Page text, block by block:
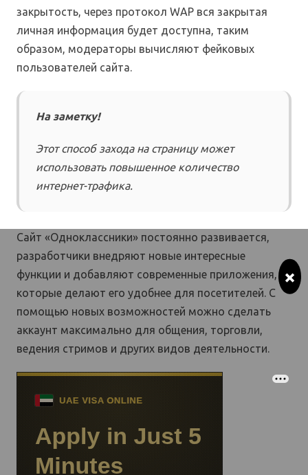
закрытость, через протокол WAP вся закрытая
личная информация будет доступна, таким
образом, модераторы вычисляют фейковых
пользователей сайта.
На заметку!
Этот способ захода на страницу может
использовать повышенное количество
интернет-трафика.
Сайт «Одноклассники» постоянно развивается,
разработчики внедряют новые интересные
функции и добавляют современные приложения,
которые делают его удобнее для посетителей. С
помощью новых возможностей можно сделать
аккаунт максимально для общения, торговли,
ведения стримов и других видов деятельности.
×